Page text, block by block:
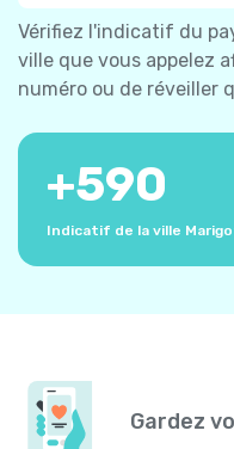
Vérifiez l'indicatif du
ville que vous appelez
numéro ou de réveiller
+590
Indicatif de la ville
Gardez